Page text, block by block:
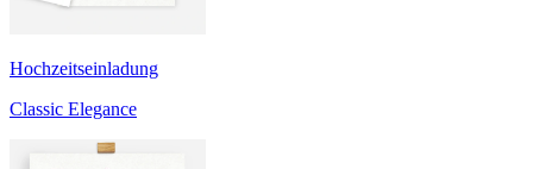
Hochzeitseinladung
Classic Elegance